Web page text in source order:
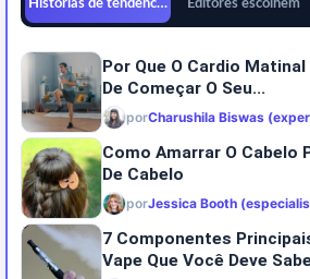
Histórias de tendências Editores escolhem
Por Que O Cardio
De Começar O Seu...
porCharushila Biswas
Como Amarrar O Cabelo
De Cabelo
porJessica Booth
7 Componentes
Vape Que Você Deve